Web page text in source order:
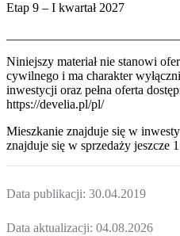
Etap 9 – I kwartał 2027
Niniejszy materiał nie stanowi
cywilnego i ma charakter
inwestycji oraz pełna oferta
https://develia.pl/pl/
Mieszkanie znajduje się w
znajduje się w sprzedaży jeszcze 1
Data publikacji: 30.04.2019
Data aktualizacji: 04.08.2026